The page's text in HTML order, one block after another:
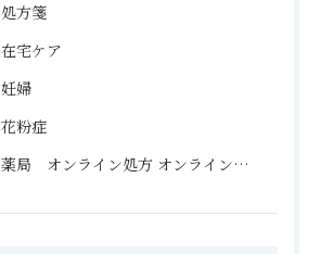
処方箋
在宅ケア
妊婦
花粉症
薬局 オンライン処方 オンライン処方 利用 メリット